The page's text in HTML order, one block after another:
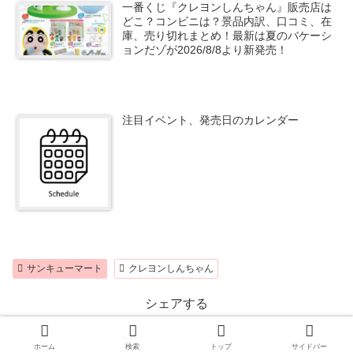
一番くじ『クレヨンしんちゃん』販売店は
どこ？コンビニは？景品内訳、口コミ、在
庫、売り切れまとめ！最新は夏のバケーシ
ョンだゾが2026/8/8より新発売！
注目イベント、発売日のカレンダー
サンキューマート クレヨンしんちゃん
シェアする
はてブ
ホーム 検索 トップ サイドバー